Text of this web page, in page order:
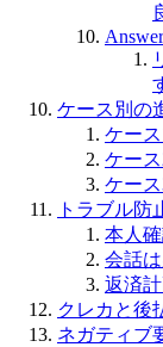
Answer
ケース別の
ケー
ケー
ケー
トラブル防
本人
会話
返済
クレカと後
ネガティブ